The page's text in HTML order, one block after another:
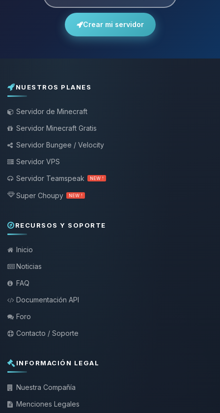
Crear mi servidor
NUESTROS PLANES
Servidor de Minecraft
Servidor Minecraft Gratis
Servidor Bungee / Velocity
Servidor VPS
Servidor Teamspeak
NEW !
Super Choupy NEW !
RECURSOS Y SOPORTE
Inicio
Noticias
FAQ
Documentación API
Foro
Contacto / Soporte
INFORMACIÓN LEGAL
Nuestra Compañía
Menciones Legales